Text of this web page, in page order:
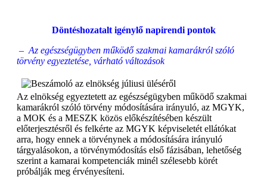
Döntéshozatalt igénylő napirendi pontok
– Az egészségügyben működő szakmai kamarákról szóló
törvény egyeztetése, várható változások
Az elnökség egyeztetett az egészségügyben működő szakmai
kamarákról szóló törvény módosítására irányuló, az MGYK,
a MOK és a MESZK közös előkészítésében készült
előterjesztésről és felkérte az MGYK képviseletét ellátókat
arra, hogy ennek a törvénynek a módosítására irányuló
tárgyalásokon, a törvénymódosítás első fázisában, lehetőség
szerint a kamarai kompetenciák minél szélesebb körét
próbálják meg érvényesíteni.